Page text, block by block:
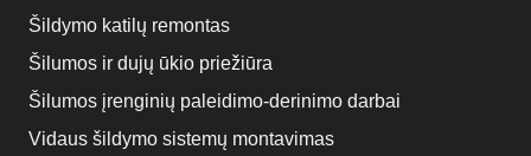
Šildymo katilų remontas
Šilumos ir dujų ūkio priežiūra
Šilumos įrenginių paleidimo-derinimo darbai
Vidaus šildymo sistemų montavimas